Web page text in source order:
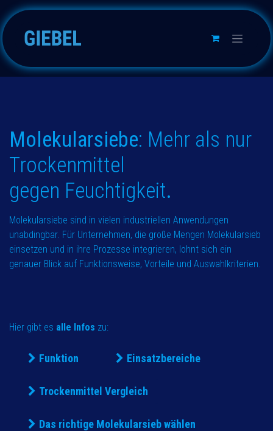
Skip to Content
Molekularsiebe: Mehr als nur
Trockenmittel
gegen Feuchtigkeit.
Molekularsiebe sind in vielen industriellen Anwendungen
unabdingbar. Für Unternehmen, die große Mengen Molekularsieb
einsetzen und in ihre Prozesse integrieren, lohnt sich ein
genauer Blick auf Funktionsweise, Vorteile und Auswahlkriterien.
Hier gibt es alle Infos zu:
Funktion Einsatzbereiche
Trockenmittel Vergleich
Das richtige Molekularsieb wählen​